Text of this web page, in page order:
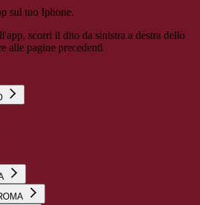
sul tuo Iphone.
scorri il dito da sinistra a destra dello
alle pagine precedenti